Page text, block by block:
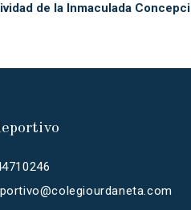
de la Inmaculada